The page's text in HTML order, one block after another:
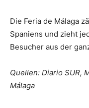
Die Feria de Málaga
Spaniens und zieht
Besucher aus der
Quellen: Diario SUR,
Málaga